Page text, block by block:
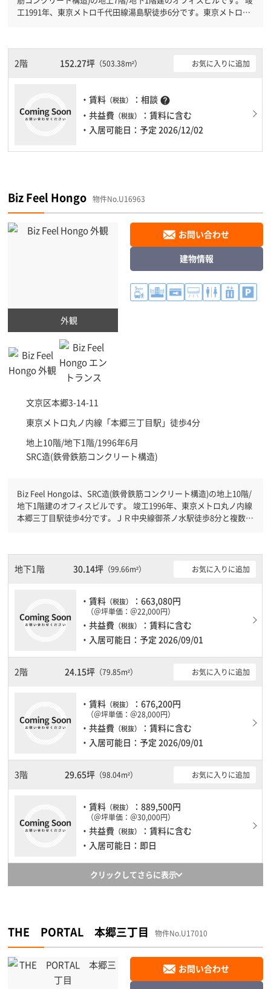
工1991年、東京メトロ千代田線湯島駅徒歩6分です。東京メトロ丸
を満たしておりますので、地震対策を検討されている方にオススメ
です。土日・祝日も利用可能になりますので自由に出入りが出来ま
アまでの待ち時間があまりかかりません。
2階 152.27坪 （503.38m²） お気に入りに追加
・賃料 （税抜） ：相談 help
・共益費 （税抜）
：賃料に含む
・入居可能日：予定 2026/12/02
Biz Feel Hongo 物件No.U16963
外観
文京区本郷3-14-11
東京メトロ丸ノ内線「本郷三丁目駅 」徒歩4分
地上10階/地下1階/1996年6月
SRC造(鉄骨鉄筋コンクリート構造)
お問い合わせ
建物情報
Biz Feel Hongoは、SRC造(鉄骨鉄筋コンクリート構造)の地上10階/
地下1階建のオフィスビルです。 竣工1996年、東京メトロ丸ノ内線
本郷三丁目駅徒歩4分です。ＪＲ中央線御茶ノ水駅徒歩8分と複数駅
を検討されている方にオススメです。駐車場完備なので、車の必要
なお客様には必見です。
地下1階 30.14坪（99.66m²） お気に入りに追加
・賃料 （税抜） ：663,080円
（＠坪単価：＠22,000円）
・共益費 （税抜）
：賃料に含む
・入居可能日：予定 2026/09/01
2階 24.15坪（79.85m²） お気に入りに追加
・賃料 （税抜） ：676,200円
（＠坪単価：＠28,000円）
・共益費 （税抜）
：賃料に含む
・入居可能日：予定 2026/09/01
3階 29.65坪（98.04m²） お気に入りに追加
・賃料 （税抜） ：889,500円
（＠坪単価：＠30,000円）
・共益費 （税抜）
：賃料に含む
・入居可能日：即日
クリックしてさらに表示
THE PORTAL 本郷三丁目 物件No.U17010
お問い合わせ